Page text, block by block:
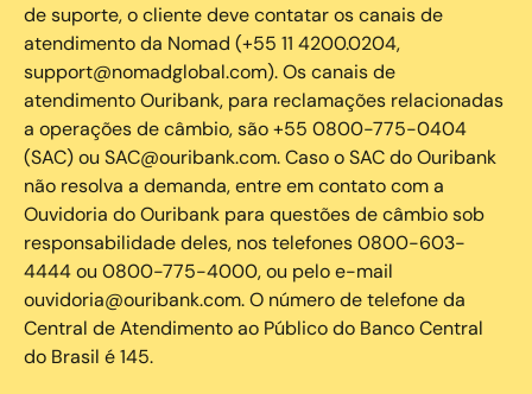
de suporte, o cliente deve contatar os canais de
atendimento da Nomad (+55 11 4200.0204,
support@nomadglobal.com). Os canais de
atendimento Ouribank, para reclamações relacionadas
a operações de câmbio, são +55 0800-775-0404
(SAC) ou SAC@ouribank.com. Caso o SAC do Ouribank
não resolva a demanda, entre em contato com a
Ouvidoria do Ouribank para questões de câmbio sob
responsabilidade deles, nos telefones 0800-603-
4444 ou 0800-775-4000, ou pelo e-mail
ouvidoria@ouribank.com. O número de telefone da
Central de Atendimento ao Público do Banco Central
do Brasil é 145.